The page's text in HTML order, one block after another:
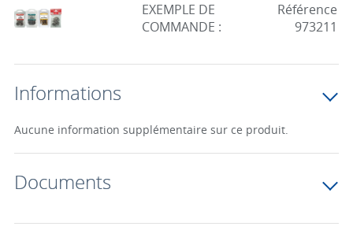
EXEMPLE DE
COMMANDE :
Référence
973211
Informations
Aucune information supplémentaire sur ce produit.
Documents